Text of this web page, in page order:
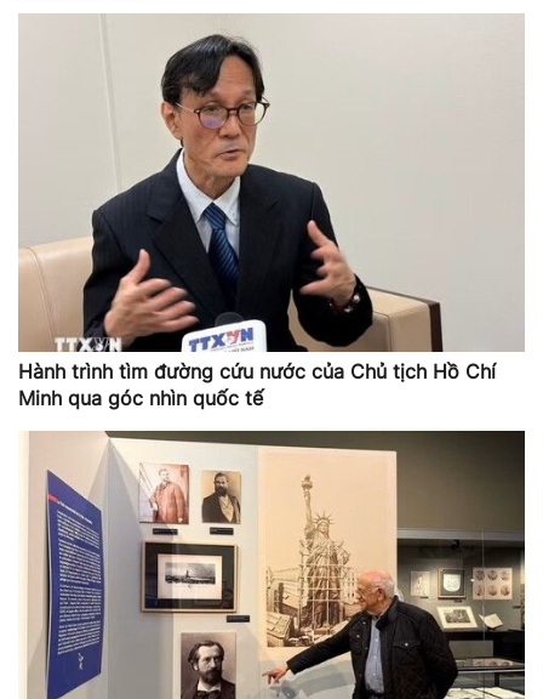
Hành trình tìm đường cứu nước của Chủ tịch Hồ Chí
Minh qua góc nhìn quốc tế